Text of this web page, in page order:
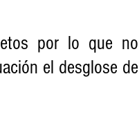
por lo que no
el desglose de